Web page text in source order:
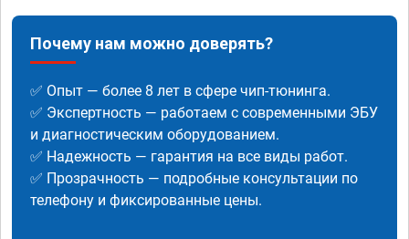
Почему нам можно доверять?
✅ Опыт — более 8 лет в сфере чип-тюнинга.
✅ Экспертность — работаем с современными ЭБУ
и диагностическим оборудованием.
✅ Надежность — гарантия на все виды работ.
✅ Прозрачность — подробные консультации по
телефону и фиксированные цены.